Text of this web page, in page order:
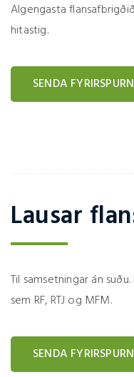
Algengasta
hitastig.
SENDA
Lausar
Til samsetningar án
sem RF, RTJ og MFM.
SENDA